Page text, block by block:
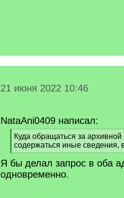
21 июня 2022 10:46
NataAni0409 написал:
[
q
]
Куда обращаться за архивной
содержаться иные сведения,
[
/
q
]
Я бы делал запрос в оба
одновременно.